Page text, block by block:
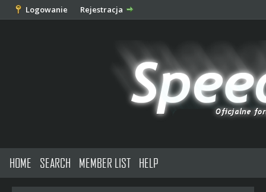
Logowanie Rejestracja
HOME SEARCH MEMBER LIST HELP